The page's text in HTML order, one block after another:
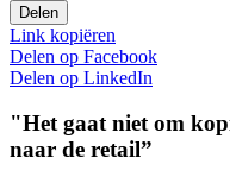
Delen
Link kopiëren
Delen op Facebook
Delen op LinkedIn
"Het gaat niet om
naar de retail”